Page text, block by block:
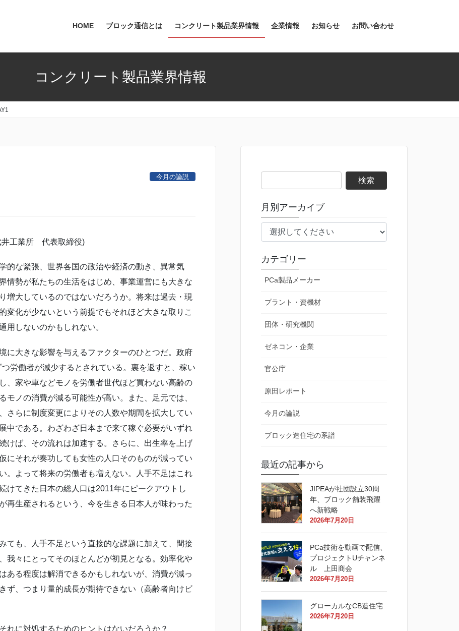
HOME ブロック通信とは コンクリート製品業界情報 企業情報 お知らせ お問い合わせ
コンクリート製品業界情報
今月の論説
工業所 代表取締役)
的な緊張、世界各国の政治や経済の動き、異常気
情勢が私たちの生活をはじめ、事業運営にも大きな
増大しているのではないだろうか。将来は過去・現
変化が少ないという前提でもそれほど大きな取りこ
用しないのかもしれない。
に大きな影響を与えるファクターのひとつだ。政府
労働者が減少するとされている。裏を返すと、稼い
、家や車などモノを労働者世代ほど買わない高齢の
モノの消費が減る可能性が高い。また、足元では、
さらに制度変更によりその人数や期間を拡大してい
中である。わざわざ日本まで来て稼ぐ必要がいずれ
けば、その流れは加速する。さらに、出生率を上げ
にそれが奏功しても女性の人口そのものが減ってい
。よって将来の労働者も増えない。人手不足はこれ
けてきた日本の総人口は2011年にピークアウトし
再生産されるという、今を生きる日本人が味わった
ても、人手不足という直接的な課題に加えて、間接
我々にとってそのほとんどが初見となる。効率化や
ある程度は解消できるかもしれないが、消費が減っ
ず、つまり量的成長が期待できない（高齢者向けビ
れに対処するためのヒントはないだろうか？
索:
月別アーカイブ
カテゴリー
PCa製品メーカー
プラント・資機材
団体・研究機関
ゼネコン・企業
官公庁
原田レポート
今月の論説
ブロック造住宅の系譜
最近の記事から
JIPEAが社団設立30周
年、ブロック舗装飛躍
へ新戦略
2026年7月20日
PCa技術を動画で配信、
プロジェクトUチャンネ
ル 上田商会
2026年7月20日
グローカルなCB造住宅
2026年7月20日